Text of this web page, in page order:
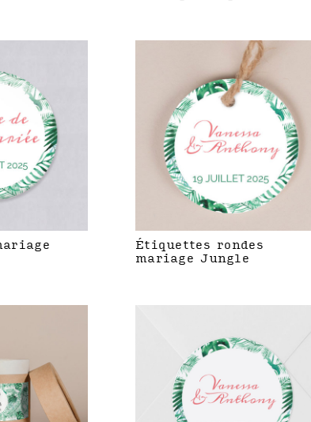
Étiquettes rondes
mariage Jungle